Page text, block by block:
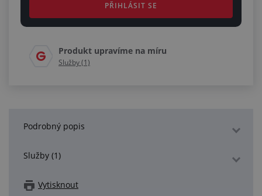
PŘIHLÁSIT SE
Produkt upravíme na míru
Služby (1)
Podrobný popis
Služby (1)
Vytisknout